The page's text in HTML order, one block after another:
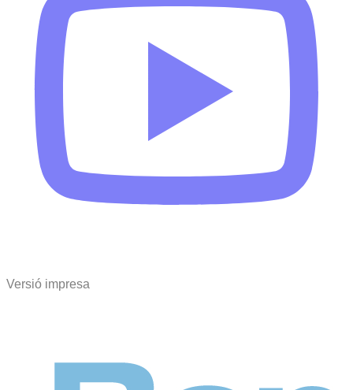
Versió impresa